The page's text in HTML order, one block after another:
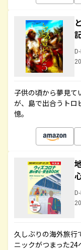
子供の頃から夢見て
が、島で出合うトロ
憶。
久しぶりの海外旅行
ニックがつまった